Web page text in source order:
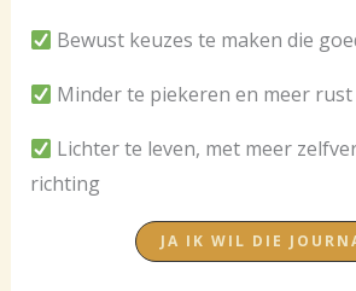
Bewust keuzes te maken die
Minder te piekeren en meer
Lichter te leven, met meer
richting
JA IK WIL DIE